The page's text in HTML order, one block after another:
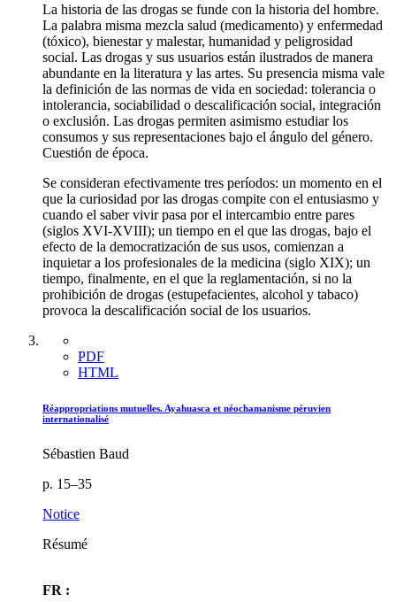
La historia de las drogas se funde con la historia del hombre.
La palabra misma mezcla salud (medicamento) y enfermedad
(tóxico), bienestar y malestar, humanidad y peligrosidad
social. Las drogas y sus usuarios están ilustrados de manera
abundante en la literatura y las artes. Su presencia misma vale
la definición de las normas de vida en sociedad: tolerancia o
intolerancia, sociabilidad o descalificación social, integración
o exclusión. Las drogas permiten asimismo estudiar los
consumos y sus representaciones bajo el ángulo del género.
Cuestión de época.
Se consideran efectivamente tres períodos: un momento en el
que la curiosidad por las drogas compite con el entusiasmo y
cuando el saber vivir pasa por el intercambio entre pares
(siglos XVI-XVIII); un tiempo en el que las drogas, bajo el
efecto de la democratización de sus usos, comienzan a
inquietar a los profesionales de la medicina (siglo XIX); un
tiempo, finalmente, en el que la reglamentación, si no la
prohibición de drogas (estupefacientes, alcohol y tabaco)
provoca la descalificación social de los usuarios.
PDF
HTML
Réappropriations mutuelles. Ayahuasca et néochamanisme péruvien
internationalisé
Sébastien Baud
p. 15–35
Notice
Résumé
FR :